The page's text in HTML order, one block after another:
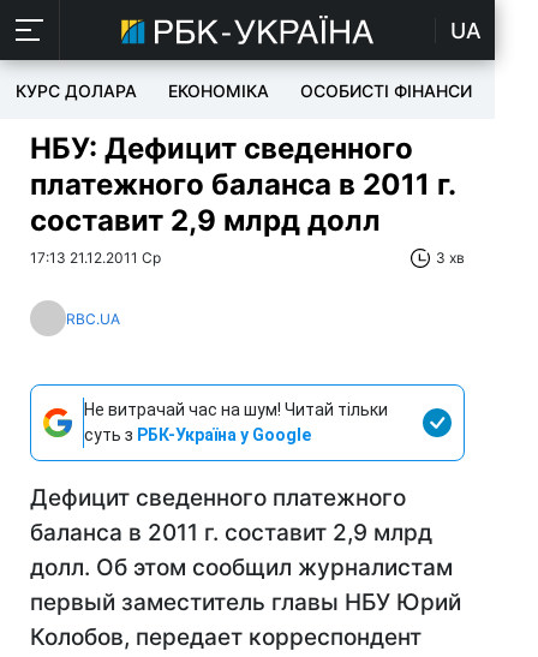
UA
КУРС ДОЛАРА ЕКОНОМІКА ОСОБИСТІ ФІНАНСИ
НБУ: Дефицит сведенного
платежного баланса в 2011 г.
составит 2,9 млрд долл
17:13 21.12.2011 Ср 3 хв
RBC.UA
Не витрачай час на шум! Читай тільки
суть з РБК-Україна у Google
Дефицит сведенного платежного
баланса в 2011 г. составит 2,9 млрд
долл. Об этом сообщил журналистам
первый заместитель главы НБУ Юрий
Колобов, передает корреспондент